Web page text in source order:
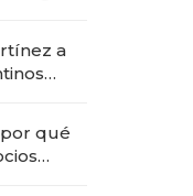
a
qué